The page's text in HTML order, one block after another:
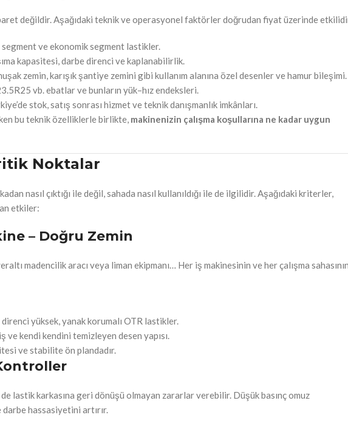
değildir. Aşağıdaki teknik ve operasyonel faktörler doğrudan fiyat üzerinde
ve ekonomik segment lastikler.
kapasitesi, darbe direnci ve kaplanabilirlik.
zemin, karışık şantiye zemini gibi kullanım alanına özel desenler ve hamur bileşimi.
vb. ebatlar ve bunların yük–hız endeksleri.
stok, satış sonrası hizmet ve teknik danışmanlık imkânları.
bu teknik özelliklerle birlikte, makinenizin çalışma koşullarına ne kadar uygun
Noktalar
nasıl çıktığı ile değil, sahada nasıl kullanıldığı ile de ilgilidir. Aşağıdaki kriterler,
etkiler:
– Doğru Zemin
madencilik aracı veya liman ekipmanı… Her iş makinesinin ve her çalışma
direnci yüksek, yanak korumalı OTR lastikler.
ve kendi kendini temizleyen desen yapısı.
ve stabilite ön plandadır.
de lastik karkasına geri dönüşü olmayan zararlar verebilir. Düşük basınç omuz
darbe hassasiyetini artırır.